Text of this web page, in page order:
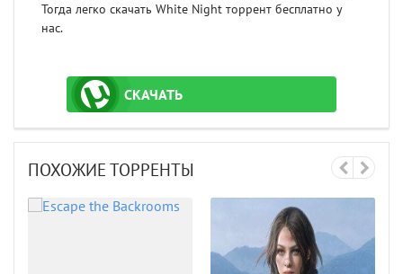
Тогда легко скачать White Night торрент бесплатно у
нас.
СКАЧАТЬ
ТОРРЕНТ
ПОХОЖИЕ ТОРРЕНТЫ